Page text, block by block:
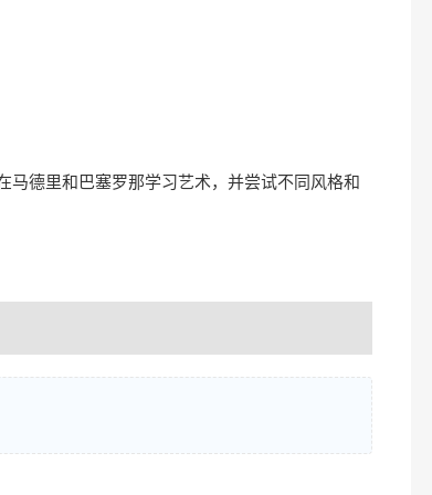
德里和巴塞罗那学习艺术，并尝试不同风格和